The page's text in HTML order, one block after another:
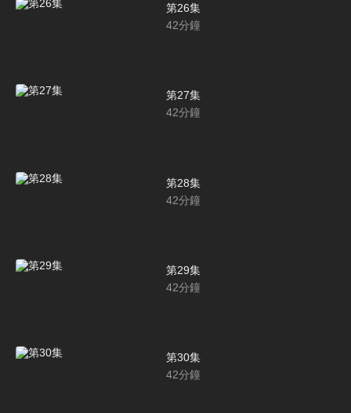
第26集
42分鐘
第27集
42分鐘
第28集
42分鐘
第29集
42分鐘
第30集
42分鐘